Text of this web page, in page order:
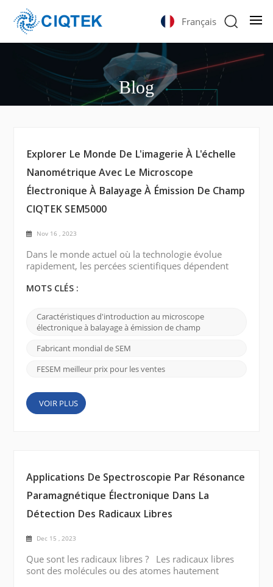
Français
Blog
Explorer Le Monde De L'imagerie À L'échelle
Nanométrique Avec Le Microscope
Électronique À Balayage À Émission De Champ
CIQTEK SEM5000
Nov 16 , 2023
Dans le monde actuel où la technologie évolue
rapidement, les percées scientifiques dépendent
comprendre les matériaux aux plus petites échelles.
le microscope électronique à balayage à émission
de champ (FE SEM), et le CIQTEK SEM5000 se
distingue par ses capacités d'imagerie supérieures et
sa polyva...
MOTS CLÉS :
Caractéristiques d'introduction au microscope
électronique à balayage à émission de champ
Fabricant mondial de SEM
FESEM meilleur prix pour les ventes
VOIR PLUS
Applications De Spectroscopie Par Résonance
Paramagnétique Électronique Dans La
Détection Des Radicaux Libres
Dec 15 , 2023
Que sont les radicaux libres ? Les radicaux libres
sont des molécules ou des atomes hautement